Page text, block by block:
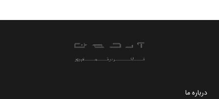
درباره ما